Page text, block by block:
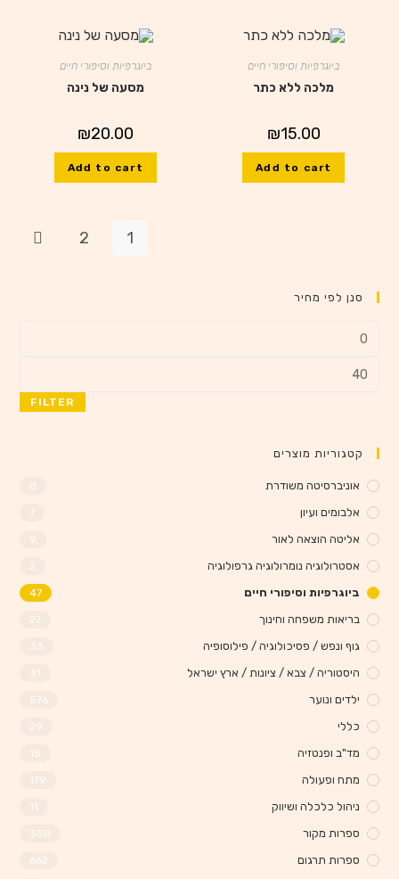
ביוגרפיות וסיפורי חיים
מלכה ללא כתר
₪15.00
Add to cart
ביוגרפיות וסיפורי חיים
מסעה של נינה
₪20.00
Add to cart
1
2
סנן לפי מחיר
FILTER
קטגוריות מוצרים
אוניברסיטה משודרת 8
אלבומים ועיון 7
אליטה הוצאה לאור 9
אסטרולוגיה נומרולוגיה גרפולוגיה 2
ביוגרפיות וסיפורי חיים 47
בריאות משפחה וחינוך 27
גוף ונפש / פסיכולוגיה / פילוסופיה 33
היסטוריה / צבא / ציונות / ארץ ישראל 31
ילדים ונוער 576
כללי 29
מד"ב ופנטזיה 15
מתח ופעולה 179
ניהול כלכלה ושיווק 11
ספרות מקור 350
ספרות תרגום 662